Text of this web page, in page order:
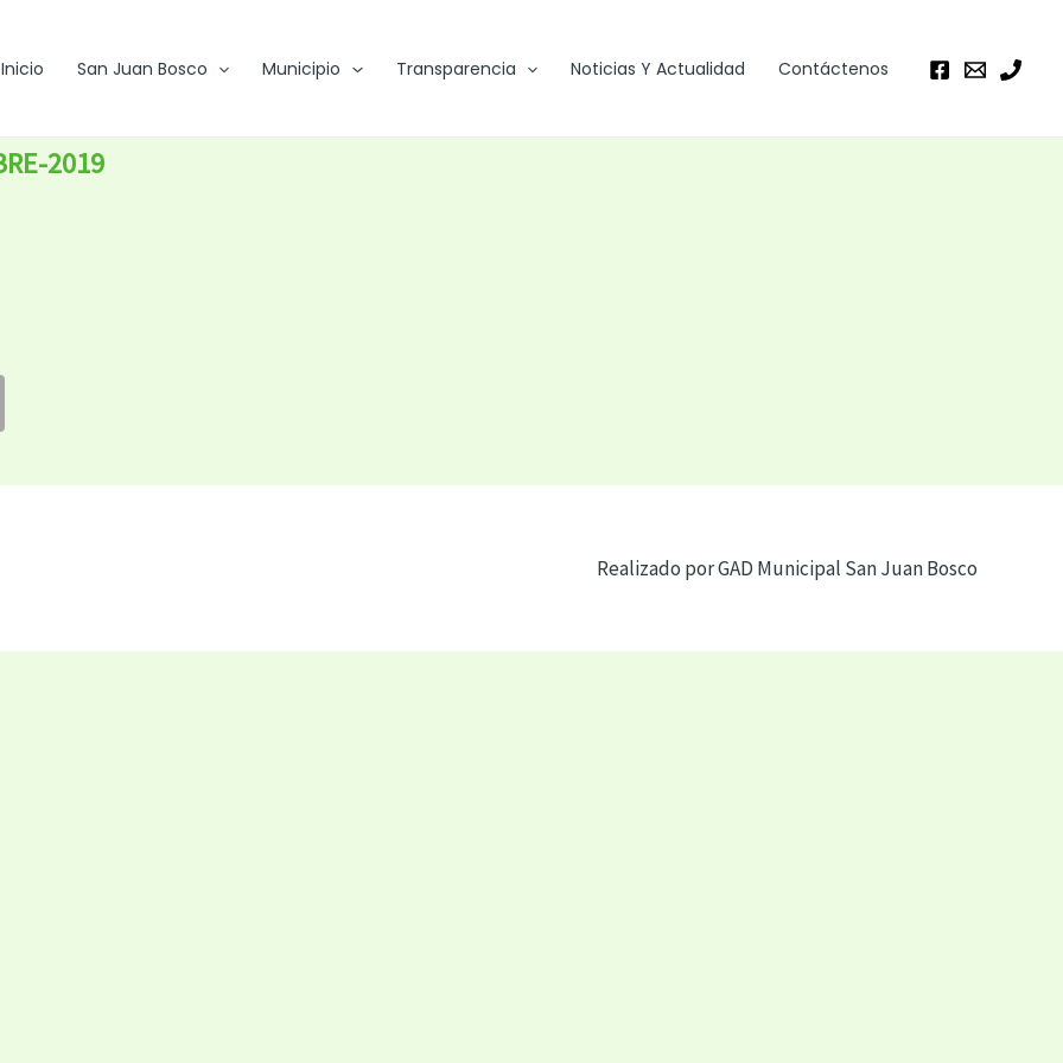
Inicio San Juan Bosco Municipio Transparencia Noticias Y Actualidad Contáctenos
2019
Realizado por GAD Municipal San Juan Bosco